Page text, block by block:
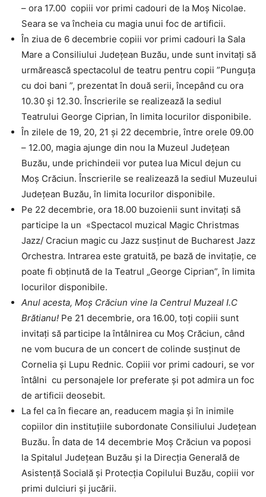
– ora 17.00 copiii vor primi cadouri de la Moș Nicolae.
Seara se va încheia cu magia unui foc de artificii.
În ziua de 6 decembrie copiii vor primi cadouri la Sala
Mare a Consiliului Județean Buzău, unde sunt invitați să
urmărească spectacolul de teatru pentru copii ”Punguța
cu doi bani ”, prezentat în două serii, începând cu ora
10.30 și 12.30. Înscrierile se realizează la sediul
Teatrului George Ciprian, în limita locurilor disponibile.
În zilele de 19, 20, 21 și 22 decembrie, între orele 09.00
– 12.00, magia ajunge din nou la Muzeul Județean
Buzău, unde prichindeii vor putea lua Micul dejun cu
Moș Crăciun. Înscrierile se realizează la sediul Muzeului
Județean Buzău, în limita locurilor disponibile.
Pe 22 decembrie, ora 18.00 buzoienii sunt invitați să
participe la un «Spectacol muzical Magic Christmas
Jazz/ Craciun magic cu Jazz susținut de Bucharest Jazz
Orchestra. Intrarea este gratuită, pe bază de invitație, ce
poate fi obținută de la Teatrul „George Ciprian”, în limita
locurilor disponibile.
Anul acesta, Moș Crăciun vine la Centrul Muzeal I.C
Brătianu! Pe 21 decembrie, ora 16.00, toți copiii sunt
invitați să participe la întâlnirea cu Moș Crăciun, când
ne vom bucura de un concert de colinde susținut de
Cornelia și Lupu Rednic. Copiii vor primi cadouri, se vor
întâlni cu personajele lor preferate și pot admira un foc
de artificii deosebit.
La fel ca în fiecare an, readucem magia și în inimile
copiilor din instituțiile subordonate Consiliului Județean
Buzău. În data de 14 decembrie Moș Crăciun va poposi
la Spitalul Județean Buzău și la Direcția Generală de
Asistență Socială și Protecția Copilului Buzău, copiii vor
primi dulciuri și jucării.